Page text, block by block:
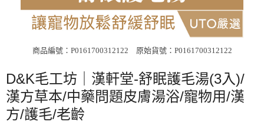
商品編號：P0161700312122 原始貨號：P0161700312122
D&K毛工坊｜漢軒堂-舒眠護毛湯(3入)/
漢方草本/中藥問題皮膚湯浴/寵物用/漢
方/護毛/老齡